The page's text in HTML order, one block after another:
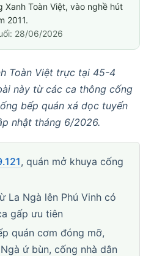
Xanh Toàn Việt, vào nghề hút
2011.
28/06/2026
Toàn Việt trực tại 45-4
này từ các ca thông cống
bếp quán xá dọc tuyến
nhật tháng 6/2026.
, quán mở khuya cống
La Ngà lên Phú Vinh có
gấp ưu tiên
quán cơm đóng mỡ,
ứ bùn, cống nhà dân